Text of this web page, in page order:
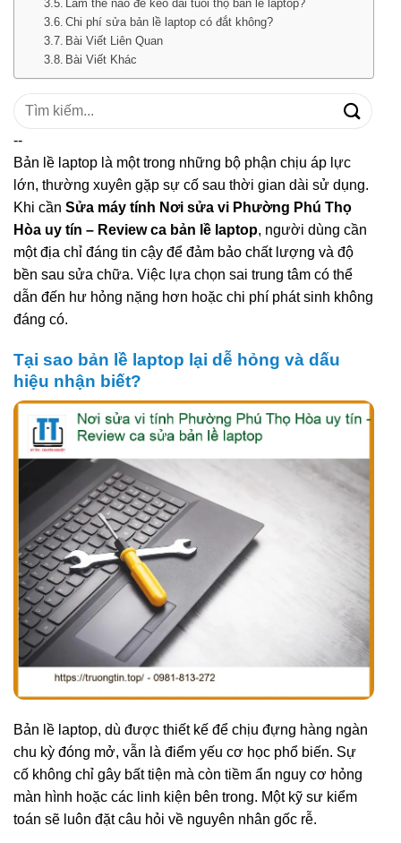
Làm thế nào để kéo dài tuổi thọ bản lề laptop?
Chi phí sửa bản lề laptop có đắt không?
Bài Viết Liên Quan
Bài Viết Khác
Tìm
--
Bản lề laptop là một trong những bộ phận chịu áp lực
lớn, thường xuyên gặp sự cố sau thời gian dài sử dụng.
Khi cần Sửa máy tính Nơi sửa vi Phường Phú Thọ
Hòa uy tín – Review ca bản lề laptop, người dùng cần
một địa chỉ đáng tin cậy để đảm bảo chất lượng và độ
bền sau sửa chữa. Việc lựa chọn sai trung tâm có thể
dẫn đến hư hỏng nặng hơn hoặc chi phí phát sinh không
đáng có.
Tại sao bản lề laptop lại dễ hỏng và dấu
hiệu nhận biết?
Bản lề laptop, dù được thiết kế để chịu đựng hàng ngàn
chu kỳ đóng mở, vẫn là điểm yếu cơ học phổ biến. Sự
cố không chỉ gây bất tiện mà còn tiềm ẩn nguy cơ hỏng
màn hình hoặc các linh kiện bên trong. Một kỹ sư kiểm
toán sẽ luôn đặt câu hỏi về nguyên nhân gốc rễ.